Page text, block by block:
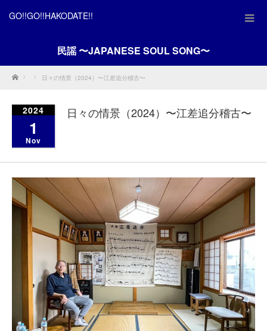
GO!!GO!!HAKODATE!!
民謡 〜JAPANESE SOUL SONG〜
Home 日々の情景（2024）〜江差追分稽古〜
2024
1
Nov
日々の情景（2024）〜江差追分稽古〜